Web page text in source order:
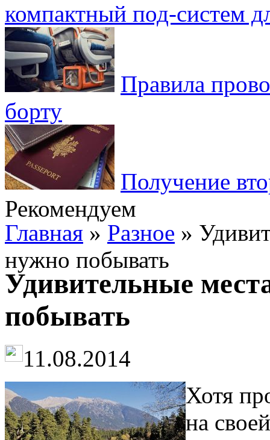
компактный под-систем
Правила
борту
Получение
Рекомендуем
Главная » Разное »
нужно побывать
Удивительные
побывать
11.08.2014
Хотя
на